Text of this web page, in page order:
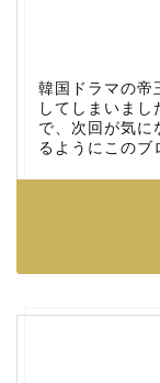
韓国ドラマの帝
してしまいま
で、次回が気に
るようにこのブ